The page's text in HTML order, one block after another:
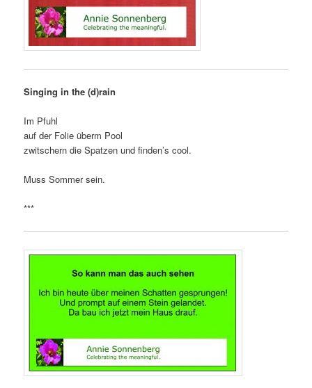
Singing in the (d)rain
Im Pfuhl
auf der Folie überm Pool
zwitschern die Spatzen und finden’s cool.
Muss Sommer sein.
***